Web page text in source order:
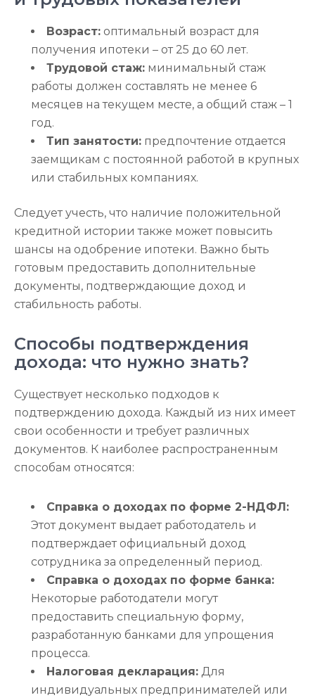
Возраст: оптимальный возраст для
получения ипотеки – от 25 до 60 лет.
Трудовой стаж: минимальный стаж
работы должен составлять не менее 6
месяцев на текущем месте, а общий стаж – 1
год.
Тип занятости: предпочтение отдается
заемщикам с постоянной работой в крупных
или стабильных компаниях.
Следует учесть, что наличие положительной
кредитной истории также может повысить
шансы на одобрение ипотеки. Важно быть
готовым предоставить дополнительные
документы, подтверждающие доход и
стабильность работы.
Способы подтверждения
дохода: что нужно знать?
Существует несколько подходов к
подтверждению дохода. Каждый из них имеет
свои особенности и требует различных
документов. К наиболее распространенным
способам относятся:
Справка о доходах по форме 2-НДФЛ:
Этот документ выдает работодатель и
подтверждает официальный доход
сотрудника за определенный период.
Справка о доходах по форме банка:
Некоторые работодатели могут
предоставить специальную форму,
разработанную банками для упрощения
процесса.
Налоговая декларация: Для
индивидуальных предпринимателей или